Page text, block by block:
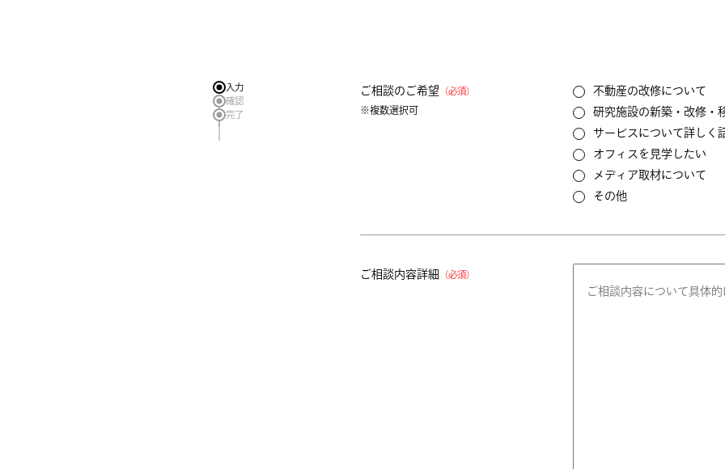
入力
確認
完了
ご相談のご希望 （必須）
※複数選択可
不動産の改修について
研究施設の新築・改修・
サービスについて詳しく
オフィスを見学したい
メディア取材について
その他
ご相談内容詳細 （必須）